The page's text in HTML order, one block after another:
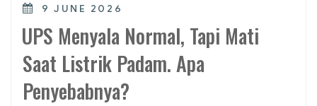
POSTED
9 JUNE 2026
UPS Menyala Normal, Tapi Mati
Saat Listrik Padam. Apa
Penyebabnya?